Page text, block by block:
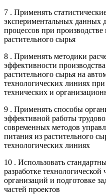
7 . Применять
экспериментальных данных
процессов при
растительного сырья
8 . Применять методики
эффективности
растительного сырья на
технологических линиях
технических и
9 . Применять способы
эффективной работы
современных методов
питания из растительного
технологических линиях
10 . Использовать
разработке
организаций и подготовке
частей проектов